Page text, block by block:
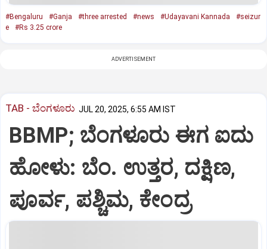
#Bengaluru #Ganja #three arrested #news #Udayavani Kannada
#seizur
e
#Rs 3.25 crore
ADVERTISEMENT
TAB - ಬೆಂಗಳೂರು JUL 20, 2025, 6:55 AM IST
BBMP; ಬೆಂಗಳೂರು ಈಗ ಐದು
ಹೋಳು: ಬೆಂ. ಉತ್ತರ, ದಕ್ಷಿಣ,
ಪೂರ್ವ, ಪಶ್ಚಿಮ, ಕೇಂದ್ರ